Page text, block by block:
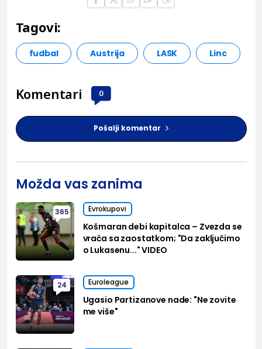
Tagovi:
fudbal Austrija LASK Linc
Komentari 0
Pošalji komentar
Možda vas zanima
365 Evrokupovi
Košmaran debi kapitalca – Zvezda se
vraća sa zaostatkom; "Da zaključimo
o Lukasenu..." VIDEO
24 Euroleague
Ugasio Partizanove nade: "Ne zovite
me više"